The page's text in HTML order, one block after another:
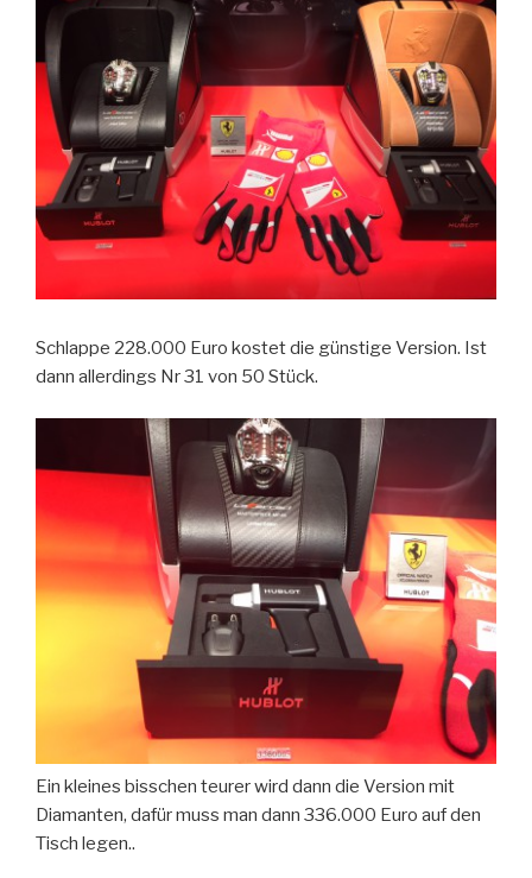
Schlappe 228.000 Euro kostet die günstige Version. Ist
dann allerdings Nr 31 von 50 Stück.
Ein kleines bisschen teurer wird dann die Version mit
Diamanten, dafür muss man dann 336.000 Euro auf den
Tisch legen..